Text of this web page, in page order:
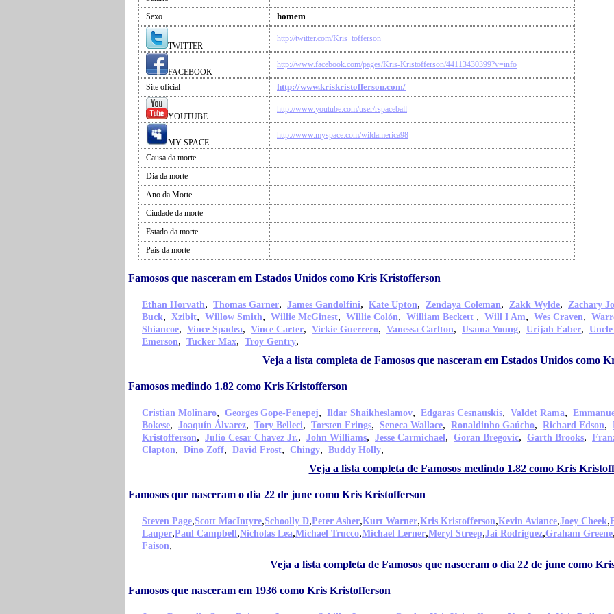
Sexo
homem
TWITTER
http://twitter.com/Kris_tofferson
FACEBOOK
http://www.facebook.com/pages/Kris-Kristofferson/44113430399?v=info
Site oficial http://www.kriskristofferson.com/
YOUTUBE
http://www.youtube.com/user/rspaceball
MY SPACE
http://www.myspace.com/wildamerica98
Causa da morte
Dia da morte
Ano da Morte
Ciudade da morte
Estado da morte
Pais da morte
Famosos que nasceram em Estados Unidos como Kris Kristofferson
Ethan Horvath, Thomas Garner, James Gandolfini, Kate Upton, Zendaya Coleman, Zakk Wylde, Zachary
Buck, Xzibit, Willow Smith, Willie McGinest, Willie Colón, William Beckett , Will I Am, Wes Craven,
Shiancoe, Vince Spadea, Vince Carter, Vickie Guerrero, Vanessa Carlton, Usama Young, Urijah Faber,
Emerson, Tucker Max, Troy Gentry,
Veja a lista completa de Famosos que nasceram em Estados Unidos como
Famosos medindo 1.82 como Kris Kristofferson
Cristian Molinaro, Georges Gope-Fenepej, Ildar Shaikheslamov, Edgaras Cesnauskis, Valdet Rama,
Bokese, Joaquín Álvarez, Tory Belleci, Torsten Frings, Seneca Wallace, Ronaldinho Gaúcho, Richard Edson,
Kristofferson, Julio Cesar Chavez Jr., John Williams, Jesse Carmichael, Goran Bregovic, Garth Brooks,
Clapton, Dino Zoff, David Frost, Chingy, Buddy Holly,
Veja a lista completa de Famosos medindo 1.82 como Kris
Famosos que nasceram o dia 22 de june como Kris Kristofferson
Steven Page,Scott MacIntyre,Schoolly D,Peter Asher,Kurt Warner,Kris Kristofferson,Kevin Aviance,Joey Cheek,
Lauper,Paul Campbell,Nicholas Lea,Michael Trucco,Michael Lerner,Meryl Streep,Jai Rodriguez,Graham Greene,
Faison,
Veja a lista completa de Famosos que nasceram o dia 22 de june como
Famosos que nasceram em 1936 como Kris Kristofferson